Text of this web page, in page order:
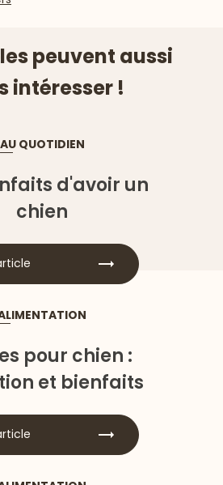
peuvent aussi
intéresser !
AU QUOTIDIEN
d'avoir un
chien
pour chien :
et bienfaits